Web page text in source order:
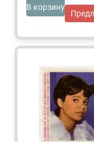
В корзину